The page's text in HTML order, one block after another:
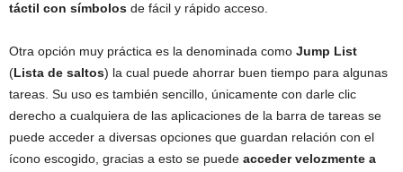
táctil con símbolos de fácil y rápido acceso.
Otra opción muy práctica es la denominada como Jump List
(Lista de saltos) la cual puede ahorrar buen tiempo para algunas
tareas. Su uso es también sencillo, únicamente con darle clic
derecho a cualquiera de las aplicaciones de la barra de tareas se
puede acceder a diversas opciones que guardan relación con el
ícono escogido, gracias a esto se puede acceder velozmente a